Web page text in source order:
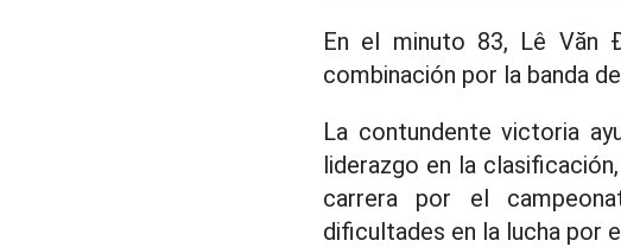
En el minuto 83, Lê Văn
combinación por la banda
La contundente victoria
liderazgo en la
carrera por el
dificultades en la lucha por